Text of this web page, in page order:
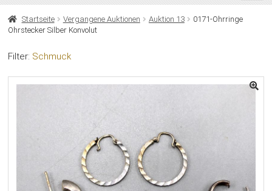
HOME
VERGANGENE AUKTIONEN
KONTAKT
NEWSLETTER
Startseite Vergangene Auktionen Auktion 13
0171-Ohrringe
Ohrstecker Silber Konvolut
Filter: Schmuck